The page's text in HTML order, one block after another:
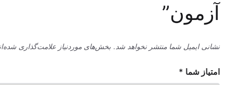
شما منتشر نخواهد شد. بخش‌های موردنیاز علامت‌گذاری شده‌اند*
*